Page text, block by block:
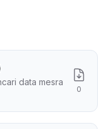
data mesra
0